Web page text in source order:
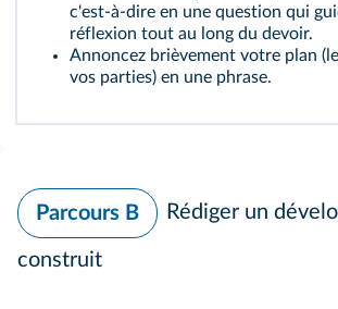
c'est‑à‑dire en une question qui
réflexion tout au long du devoir.
Annoncez brièvement votre plan
vos parties) en une phrase.
Parcours B Rédiger un
construit